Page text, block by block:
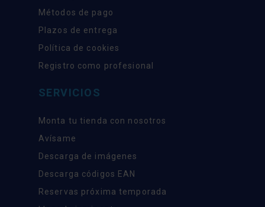
Métodos de pago
Plazos de entrega
Política de cookies
Registro como profesional
SERVICIOS
Monta tu tienda con nosotros
Avísame
Descarga de imágenes
Descarga códigos EAN
Reservas próxima temporada